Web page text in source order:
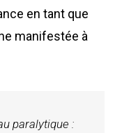
en tant que
manifestée à
paralytique :